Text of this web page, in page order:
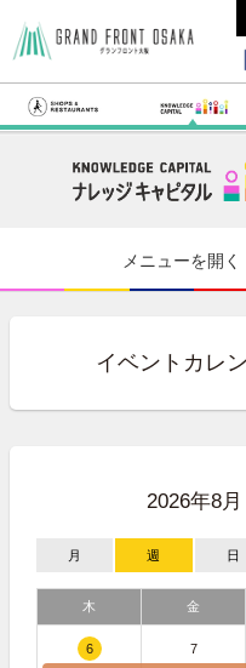
メニューを開く
イベントカレ
2026年8月
月 週 日
木 金
6 7